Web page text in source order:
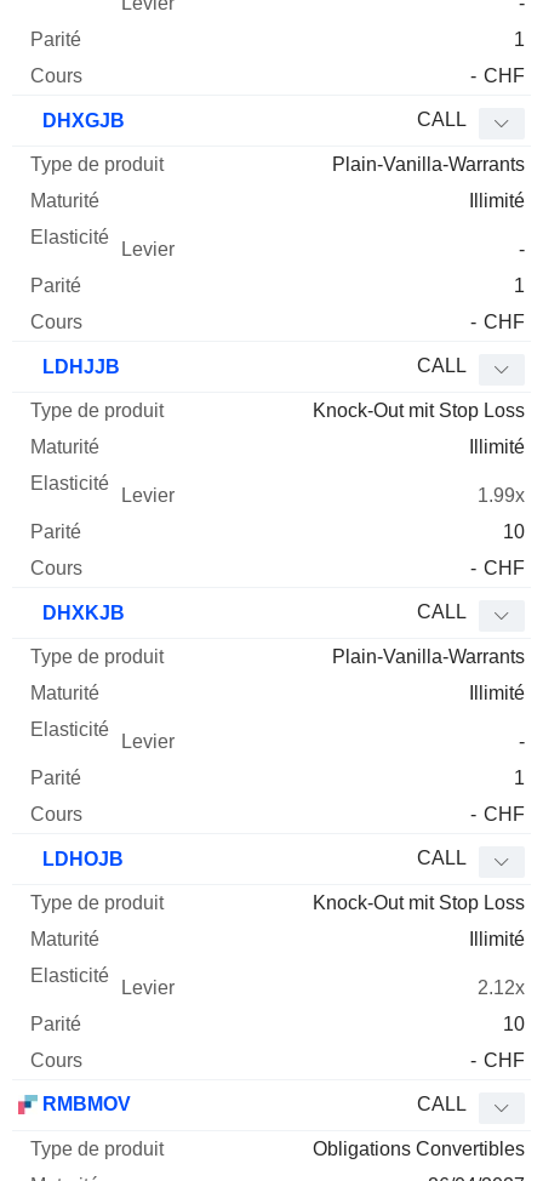
1
- CHF
DHXGJB CALL
Plain-Vanilla-Warrants
Illimité
-
1
- CHF
LDHJJB CALL
Knock-Out mit Stop Loss
Illimité
1.99x
10
- CHF
DHXKJB CALL
Plain-Vanilla-Warrants
Illimité
-
1
- CHF
LDHOJB CALL
Knock-Out mit Stop Loss
Illimité
2.12x
10
- CHF
RMBMOV CALL
Obligations Convertibles